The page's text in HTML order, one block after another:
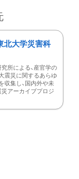
北大学災害科
所による、産官学の
震災に関するあらゆ
収集し、国内外や未
アーカイブプロジ